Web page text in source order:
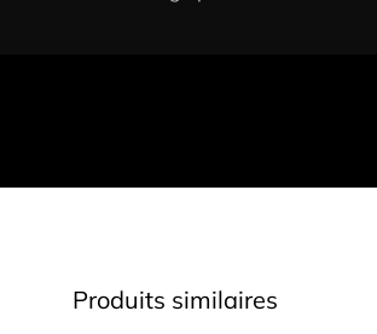
Produits similaires